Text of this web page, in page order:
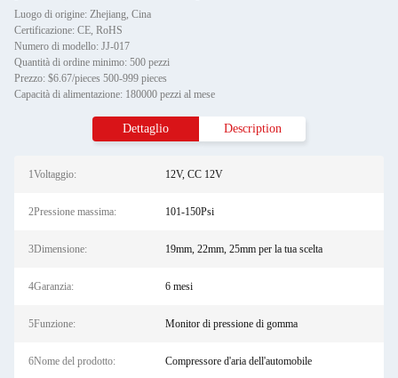
Luogo di origine: Zhejiang, Cina
Certificazione: CE, RoHS
Numero di modello: JJ-017
Quantità di ordine minimo: 500 pezzi
Prezzo: $6.67/pieces 500-999 pieces
Capacità di alimentazione: 180000 pezzi al mese
Dettaglio Description
1Voltaggio: 12V, CC 12V
2Pressione massima: 101-150Psi
3Dimensione: 19mm, 22mm, 25mm per la tua scelta
4Garanzia: 6 mesi
5Funzione: Monitor di pressione di gomma
6Nome del prodotto: Compressore d'aria dell'automobile